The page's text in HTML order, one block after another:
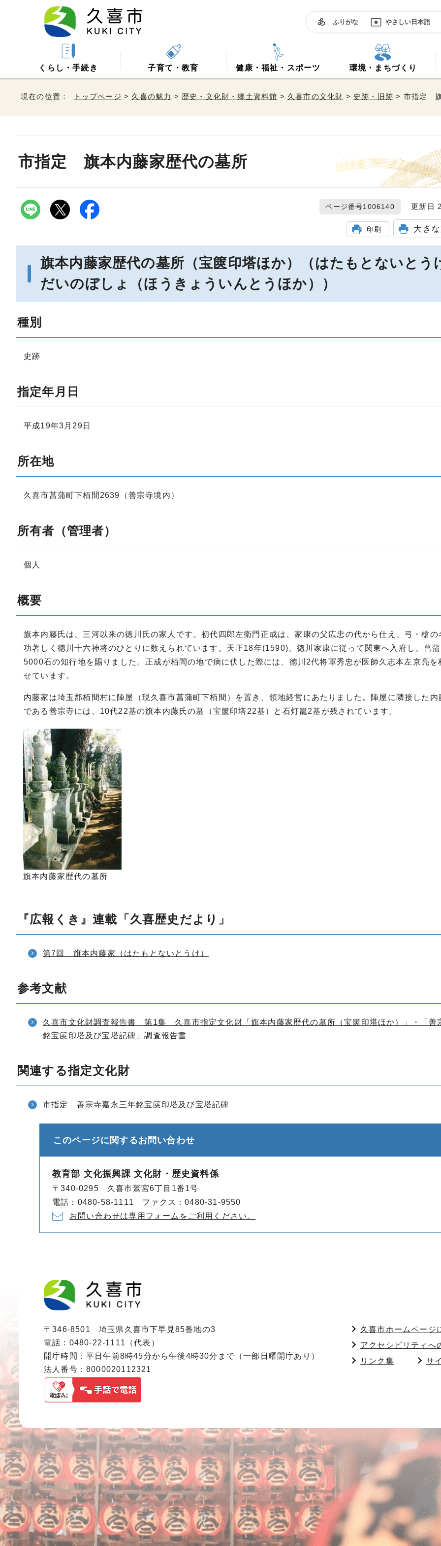
ふりがな やさしい日本語
くらし・手続き 子育て・教育 健康・福祉・スポーツ 環境・まちづくり
現在の位置： トップページ > 久喜の魅力 > 歴史・文化財・郷土資料館 > 久喜市の文化財 > 史跡・旧跡 > 市指定
市指定 旗本内藤家歴代の墓所
ページ番号1006140 更新日
印刷 大き
旗本内藤家歴代の墓所（宝篋印塔ほか）（はたもとないとう
だいのぼしょ（ほうきょういんとうほか））
種別
史跡
指定年月日
平成19年3月29日
所在地
久喜市菖蒲町下栢間2639（善宗寺境内）
所有者（管理者）
個人
概要
旗本内藤氏は、三河以来の徳川氏の家人です。初代四郎左衛門正成は、家康の父広忠の代から仕え、弓・槍の
功著しく徳川十六神将のひとりに数えられています。天正18年(1590)、徳川家康に従って関東へ入府し、菖
5000石の知行地を賜りました。正成が栢間の地で病に伏した際には、徳川2代将軍秀忠が医師久志本左京亮を
せています。
内藤家は埼玉郡栢間村に陣屋（現久喜市菖蒲町下栢間）を置き、領地経営にあたりました。陣屋に隣接した内
である善宗寺には、10代22基の旗本内藤氏の墓（宝篋印塔22基）と石灯籠2基が残されています。
旗本内藤家歴代の墓所
『広報くき』連載「久喜歴史だより」
第7回 旗本内藤家（はたもとないとうけ）
参考文献
久喜市文化財調査報告書 第1集 久喜市指定文化財「旗本内藤家歴代の墓所（宝篋印塔ほか）」・「善
銘宝篋印塔及び宝塔記碑」調査報告書
関連する指定文化財
市指定 善宗寺嘉永三年銘宝篋印塔及び宝塔記碑
このページに関するお問い合わせ
教育部 文化振興課 文化財・歴史資料係
〒340-0295 久喜市鷲宮6丁目1番1号
電話：0480-58-1111 ファクス：0480-31-9550
お問い合わせは専用フォームをご利用ください。
〒346-8501 埼玉県久喜市下早見85番地の3
電話：0480-22-1111（代表）
開庁時間：平日午前8時45分から午後4時30分まで（一部日曜開庁あり）
法人番号：8000020112321
久喜市ホームページ
アクセシビリティへ
リンク集
サ